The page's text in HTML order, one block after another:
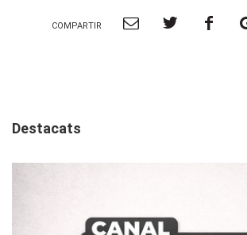
COMPARTIR
Compartir
Destacats